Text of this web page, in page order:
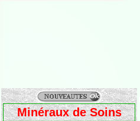
Minéraux de Soins